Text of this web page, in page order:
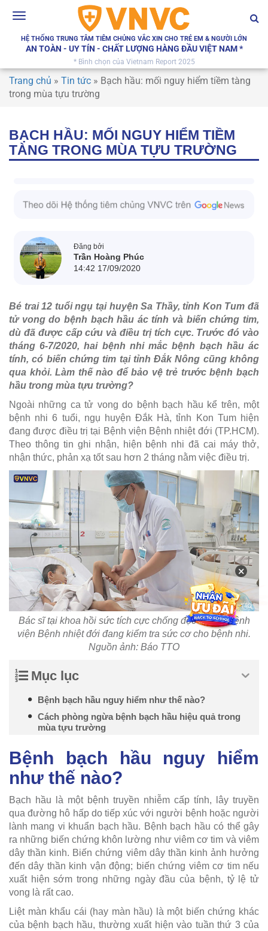
Toggle
HỆ THỐNG TRUNG TÂM TIÊM CHỦNG VẮC XIN CHO TRẺ EM & NGƯỜI LỚN
AN TOÀN - UY TÍN - CHẤT LƯỢNG HÀNG ĐẦU VIỆT NAM *
* Bình chọn của Vietnam Report 2025
Trang chủ » Tin tức » Bạch hầu: mối nguy hiểm tiềm tàng
trong mùa tựu trường
BẠCH HẦU: MỐI NGUY HIỂM TIỀM
TÀNG TRONG MÙA TỰU TRƯỜNG
Đăng bởi
Trần Hoàng Phúc
14:42 17/09/2020
Bé trai 12 tuổi ngụ tại huyện Sa Thầy, tỉnh Kon Tum đã
tử vong do bệnh bạch hầu ác tính và biến chứng tim,
dù đã được cấp cứu và điều trị tích cực. Trước đó vào
tháng 6-7/2020, hai bệnh nhi mắc bệnh bạch hầu ác
tính, có biến chứng tim tại tỉnh Đắk Nông cũng không
qua khỏi. Làm thế nào để bảo vệ trẻ trước bệnh bạch
hầu trong mùa tựu trường?
Ngoài những ca tử vong do bệnh bạch hầu kể trên, một
bệnh nhi 6 tuổi, ngụ huyện Đắk Hà, tỉnh Kon Tum hiện
đang được điều trị tại Bệnh viện Bệnh nhiệt đới (TP.HCM).
Theo thông tin ghi nhận, hiện bệnh nhi đã cai máy thở,
nhận thức, phản xạ tốt sau hơn 2 tháng nằm việc điều trị.
Bác sĩ tại khoa hồi sức tích cực chống độc trẻ em Bệnh
viện Bệnh nhiệt đới đang kiểm tra sức cơ cho bệnh nhi.
Nguồn ảnh: Báo TTO
Mục lục
Bệnh bạch hầu nguy hiểm như thế nào?
Cách phòng ngừa bệnh bạch hầu hiệu quả trong
mùa tựu trường
Bệnh bạch hầu nguy hiểm
như thế nào?
Bạch hầu là một bệnh truyền nhiễm cấp tính, lây truyền
qua đường hô hấp do tiếp xúc với người bệnh hoặc người
lành mang vi khuẩn bạch hầu. Bệnh bạch hầu có thể gây
ra những biến chứng khôn lường như viêm cơ tim và viêm
dây thần kinh. Biến chứng viêm dây thần kinh ảnh hưởng
đến dây thần kinh vận động; biến chứng viêm cơ tim nếu
xuất hiện sớm trong những ngày đầu của bệnh, tỷ lệ tử
vong là rất cao.
Liệt màn khẩu cái (hay màn hầu) là một biến chứng khác
của bệnh bạch hầu, thường xuất hiện vào tuần thứ 3 của
×